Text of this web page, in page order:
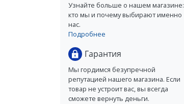
Узнайте больше о нашем магазине:
кто мы и почему выбирают именно
нас.
Подробнее
Гарантия
Мы гордимся безупречной
репутацией нашего магазина. Если
товар не устроит вас, вы всегда
сможете вернуть деньги.